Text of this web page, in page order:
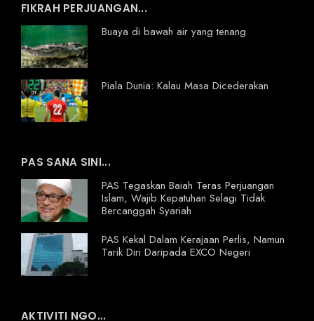
FIKRAH PERJUANGAN...
Buaya di bawah air yang tenang
Piala Dunia: Kalau Masa Dicederakan
PAS SANA SINI...
PAS Tegaskan Baiah Teras Perjuangan
Islam, Wajib Kepatuhan Selagi Tidak
Bercanggah Syariah
PAS Kekal Dalam Kerajaan Perlis, Namun
Tarik Diri Daripada EXCO Negeri
AKTIVITI NGO...